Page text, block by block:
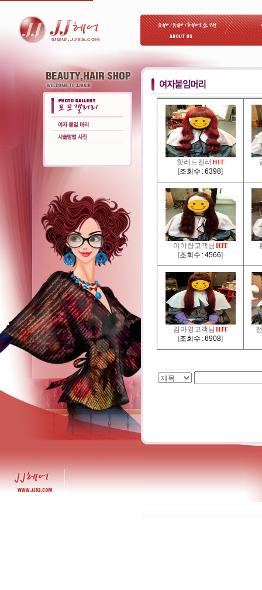
핫레드컬러 HIT
[조회수 : 6398]
이아량고객님 HIT
[조회수 : 4566]
김아영고객님 HIT
[조회수 : 6908]